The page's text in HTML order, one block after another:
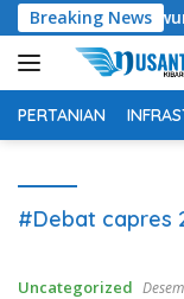
Langsung
ke
konten
Breaking News
Lamawuran
PERTANIAN
#Debat capres
Uncategorized